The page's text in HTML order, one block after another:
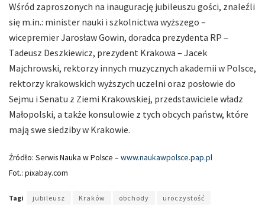
Wśród zaproszonych na inaugurację jubileuszu gości, znaleźli
się m.in.: minister nauki i szkolnictwa wyższego –
wicepremier Jarosław Gowin, doradca prezydenta RP –
Tadeusz Deszkiewicz, prezydent Krakowa – Jacek
Majchrowski, rektorzy innych muzycznych akademii w Polsce,
rektorzy krakowskich wyższych uczelni oraz posłowie do
Sejmu i Senatu z Ziemi Krakowskiej, przedstawiciele władz
Małopolski, a także konsulowie z tych obcych państw, które
mają swe siedziby w Krakowie.
Źródło: Serwis Nauka w Polsce – www.naukawpolsce.pap.pl
Fot.: pixabay.com
Tagi jubileusz Kraków obchody uroczystość